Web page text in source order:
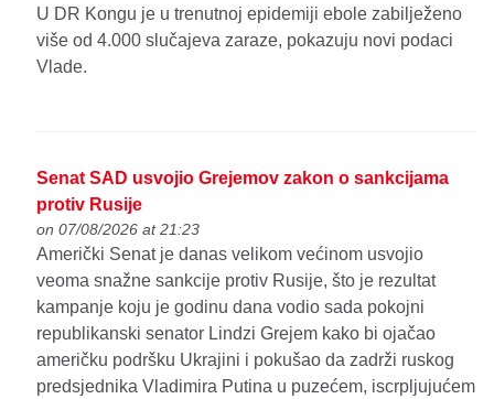
U DR Kongu je u trenutnoj epidemiji ebole zabilježeno
više od 4.000 slučajeva zaraze, pokazuju novi podaci
Vlade.
Senat SAD usvojio Grejemov zakon o sankcijama
protiv Rusije
on 07/08/2026 at 21:23
Američki Senat je danas velikom većinom usvojio
veoma snažne sankcije protiv Rusije, što je rezultat
kampanje koju je godinu dana vodio sada pokojni
republikanski senator Lindzi Grejem kako bi ojačao
američku podršku Ukrajini i pokušao da zadrži ruskog
predsjednika Vladimira Putina u puzećem, iscrpljujućem